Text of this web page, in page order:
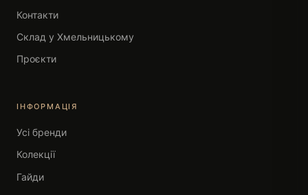
Контакти
Склад у Хмельницькому
Проєкти
ІНФОРМАЦІЯ
Усі бренди
Колекції
Гайди